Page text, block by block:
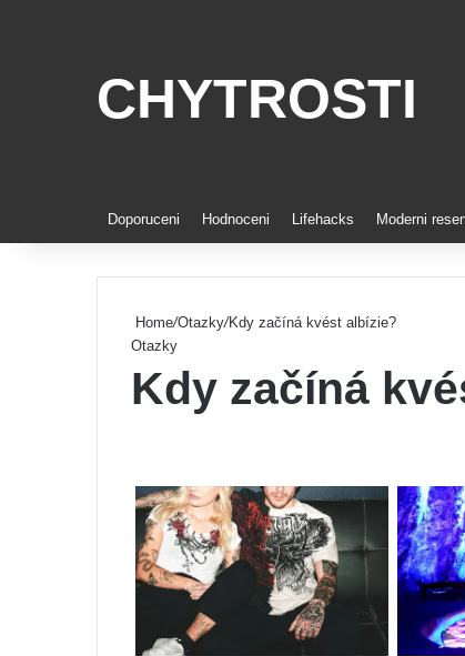
CHYTROSTI
Doporuceni Hodnoceni Lifehacks Moderni
Home/Otazky/Kdy začíná kvést albízie?
Otazky
Kdy začíná